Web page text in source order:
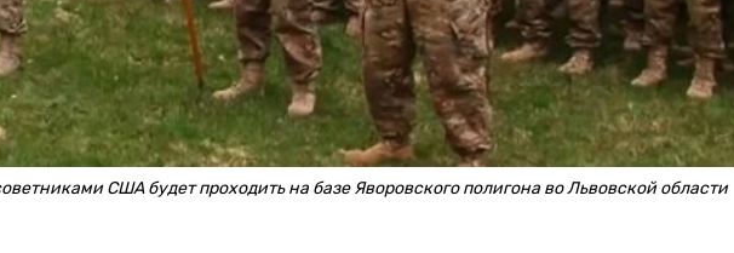
США будет проходить на базе Яворовского полигона во Львовской области